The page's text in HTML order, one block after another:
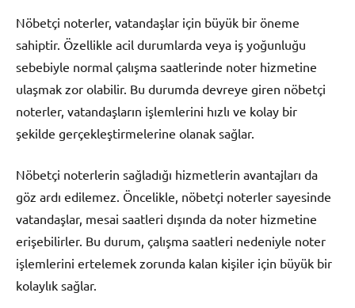
Nöbetçi noterler, vatandaşlar için büyük bir öneme
sahiptir. Özellikle acil durumlarda veya iş yoğunluğu
sebebiyle normal çalışma saatlerinde noter hizmetine
ulaşmak zor olabilir. Bu durumda devreye giren nöbetçi
noterler, vatandaşların işlemlerini hızlı ve kolay bir
şekilde gerçekleştirmelerine olanak sağlar.
Nöbetçi noterlerin sağladığı hizmetlerin avantajları da
göz ardı edilemez. Öncelikle, nöbetçi noterler sayesinde
vatandaşlar, mesai saatleri dışında da noter hizmetine
erişebilirler. Bu durum, çalışma saatleri nedeniyle noter
işlemlerini ertelemek zorunda kalan kişiler için büyük bir
kolaylık sağlar.